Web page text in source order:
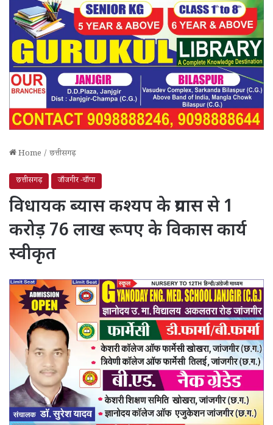
Home / छत्तीसगढ़
छत्तीसगढ़ जाँजगीर -चाँपा
विधायक ब्यास कश्यप के प्रयास से 1
करोड़ 76 लाख रूपए के विकास कार्य
स्वीकृत